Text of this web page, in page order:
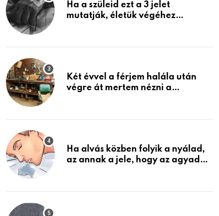
Ha a szüleid ezt a 3 jelet
mutatják, életük végéhez
Két évvel a férjem halála után
végre át mertem nézni a
életemet
Ha alvás közben folyik a nyálad,
az annak a jele, hogy az agyad…